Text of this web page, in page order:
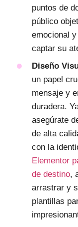
puntos de
público
emocional
captar su
Diseño
un papel
mensaje y
duradera.
asegúrate
de alta
con la
Elementor
de destino,
arrastrar y
plantillas